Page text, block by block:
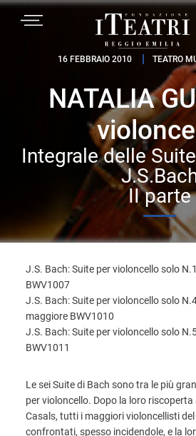
Passa
Passa
Passa
Fondazione
Teatri
Reggio
Emilia
16 FEBBRAIO 2010 TEATRO
NATALIA
Integrale delle
II parte
J.S. Bach: Suite per violoncello solo
BWV1007
J.S. Bach: Suite per violoncello solo
maggiore BWV1010
J.S. Bach: Suite per violoncello solo
BWV1011
Le sei Suite di Bach sono tra le più
per violoncello. Dopo la loro
Casals, tutti i maggiori violoncellisti
confrontati, spesso incidendole, e la